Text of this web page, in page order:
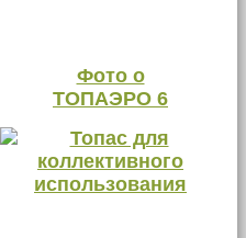
Фото о
ТОПАЭРО 6